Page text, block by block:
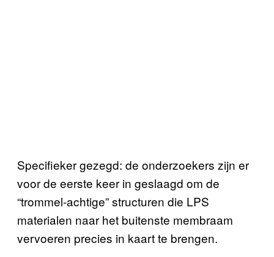
Specifieker gezegd: de onderzoekers zijn er
voor de eerste keer in geslaagd om de
“trommel-achtige” structuren die LPS
materialen naar het buitenste membraam
vervoeren precies in kaart te brengen.